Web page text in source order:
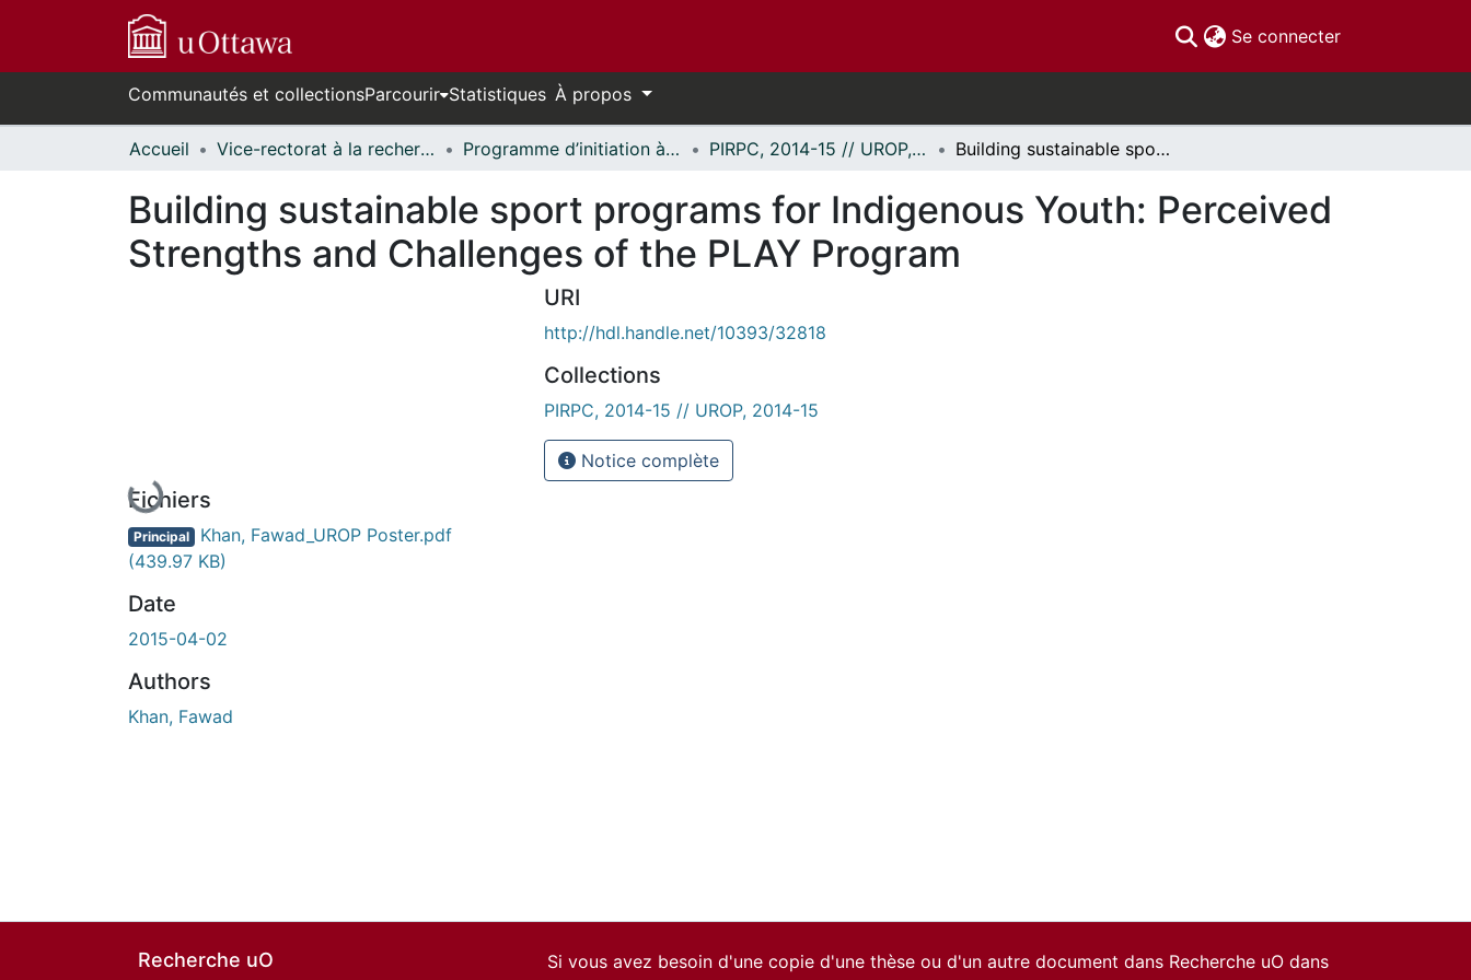
Se connecter(current)
Communautés et collectionsParcourir Statistiques À propos
Accueil Vice-rectorat à la recherche // Office of the V-P, Research Programme d’initiation à la recherche au premier cycle (PIRPC) // Undergraduate Research Opportunity Program (UROP) PIRPC, 2014-15 // UROP, 2014-15 Building sustainable sport programs for Indigenous Youth: Perceived Strengths and Challenges of the PLAY Program
Building sustainable sport programs for Indigenous Youth: Perceived
Strengths and Challenges of the PLAY Program
En cours de chargement...
Fichiers
Principal Khan, Fawad_UROP Poster.pdf
(439.97 KB)
Date
2015-04-02
Authors
Khan, Fawad
URI
http://hdl.handle.net/10393/32818
Collections
PIRPC, 2014-15 // UROP, 2014-15
Notice complète
Recherche uO
Si vous avez besoin d'une copie d'une thèse ou d'un autre document dans Recherche uO dans